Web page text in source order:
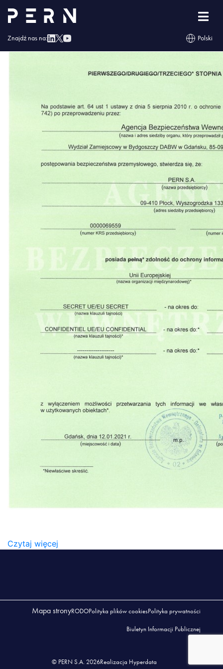
Znajdź nas na: Polski
210121_BI_poswiadczenie_bezpieczenstwa_UE (2)
Czytaj więcej
Mapa stronyRODOPolityka plików cookiesPolityka prywatności
Biuletyn Informacji Publicznej
© PERN S.A. 2026Realizacja Hyperdata